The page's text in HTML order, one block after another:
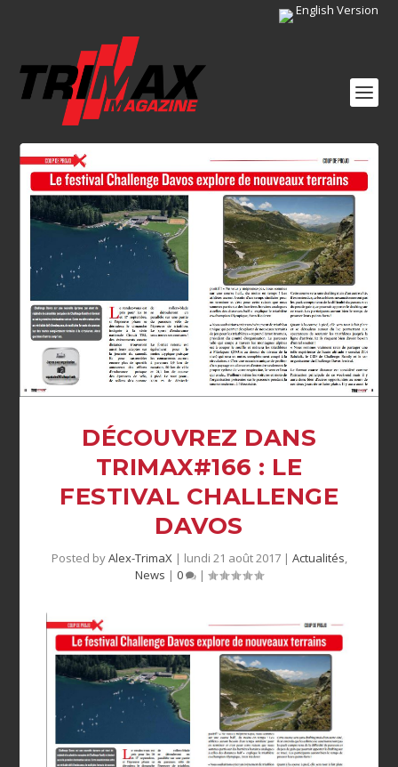
English Version
DÉCOUVREZ DANS
TRIMAX#166 : LE
FESTIVAL CHALLENGE
DAVOS
Posted byAlex-TrimaX| lundi 21 août 2017| Actualités,
News | 0 |